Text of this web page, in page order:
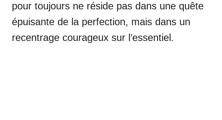
pour toujours ne réside pas dans une quête
épuisante de la perfection, mais dans un
recentrage courageux sur l’essentiel.